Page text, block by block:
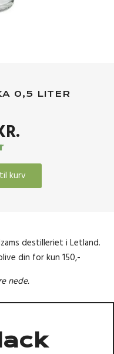
0,5 LITER
kurv
destilleriet i Letland.
din for kun 150,-
nede.